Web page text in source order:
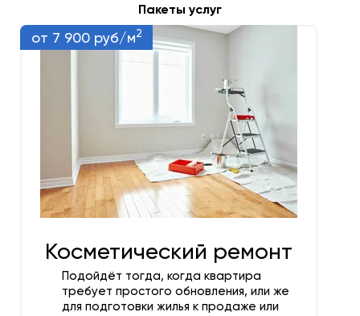
Пакеты услуг
от 7 900 руб/м2
Косметический ремонт
Подойдёт тогда, когда квартира
требует простого обновления, или же
для подготовки жилья к продаже или